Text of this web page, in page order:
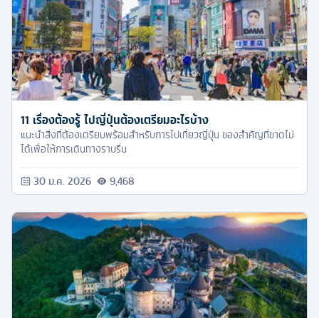
11 เรื่องต้องรู้ ไปญี่ปุ่นต้องเตรียมอะไรบ้าง
แนะนำสิ่งที่ต้องเตรียมพร้อมสำหรับการไปเที่ยวญี่ปุ่น ของสำคัญที่ขาดไม่
ได้เพื่อให้การเดินทางราบรื่น
30 ม.ค. 2026 9,468